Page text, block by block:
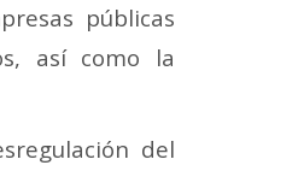
públicas
así como la
del